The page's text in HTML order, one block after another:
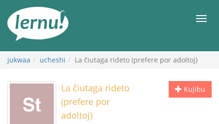
maudhui
jukwaa ucheshi La ĉiutaga rideto (prefere por adoltoj)
Kujibu
La ĉiutaga rideto
(prefere por
adoltoj)